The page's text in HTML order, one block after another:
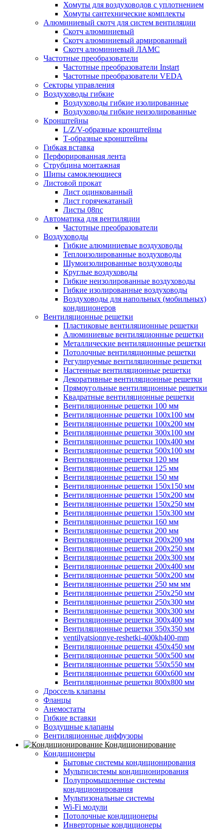
Хомуты для воздуховодов с уплотнением
Хомуты сантехнические комплекты
Алюминиевый скотч для систем вентиляции
Скотч алюминиевый
Скотч алюминиевый армированный
Скотч алюминиевый ЛАМС
Частотные преобразователи
Частотные преобразователи Instart
Частотные преобразователи VEDA
Секторы управления
Воздуховоды гибкие
Воздуховоды гибкие изолированные
Воздуховоды гибкие неизолированные
Кронштейны
L/Z/V-образные кронштейны
Т-образные кронштейны
Гибкая вставка
Перфорированная лента
Струбцина монтажная
Шипы самоклеющиеся
Листовой прокат
Лист оцинкованный
Лист горячекатаный
Листы 08пс
Автоматика для вентиляции
Частотные преобразователи
Воздуховоды
Гибкие алюминиевые воздуховоды
Теплоизолированные воздуховоды
Шумоизолированные воздуховоды
Круглые воздуховоды
Гибкие неизолированные воздуховоды
Гибкие изолированные воздуховоды
Воздуховоды для напольных (мобильных)
кондиционеров
Вентиляционные решетки
Пластиковые вентиляционные решетки
Алюминиевые вентиляционные решетки
Металлические вентиляционные решетки
Потолочные вентиляционные решетки
Регулируемые вентиляционные решетки
Настенные вентиляционные решетки
Декоративные вентиляционные решетки
Прямоугольные вентиляционные решетки
Квадратные вентиляционные решетки
Вентиляционные решетки 100 мм
Вентиляционные решетки 100х100 мм
Вентиляционные решетки 100х200 мм
Вентиляционные решетки 300х100 мм
Вентиляционные решетки 100х400 мм
Вентиляционные решетки 500х100 мм
Вентиляционные решетки 120 мм
Вентиляционные решетки 125 мм
Вентиляционные решетки 150 мм
Вентиляционные решетки 150х150 мм
Вентиляционные решетки 150х200 мм
Вентиляционные решетки 150х250 мм
Вентиляционные решетки 150х300 мм
Вентиляционные решетки 160 мм
Вентиляционные решетки 200 мм
Вентиляционные решетки 200х200 мм
Вентиляционные решетки 200х250 мм
Вентиляционные решетки 200х300 мм
Вентиляционные решетки 200х400 мм
Вентиляционные решетки 500х200 мм
Вентиляционные решетки 250 мм мм
Вентиляционные решетки 250х250 мм
Вентиляционные решетки 250х300 мм
Вентиляционные решетки 300х300 мм
Вентиляционные решетки 300х400 мм
Вентиляционные решетки 350х350 мм
ventilyatsionnye-reshetki-400kh400-mm
Вентиляционные решетки 450х450 мм
Вентиляционные решетки 500х500 мм
Вентиляционные решетки 550х550 мм
Вентиляционные решетки 600х600 мм
Вентиляционные решетки 800х800 мм
Дроссель клапаны
Фланцы
Анемостаты
Гибкие вставки
Воздушные клапаны
Вентиляционные диффузоры
Кондиционирование
Кондиционеры
Бытовые системы кондиционирования
Мультисистемы кондиционирования
Полупромышленные системы
кондиционирования
Мультизональные системы
Wi-Fi модули
Потолочные кондиционеры
Инверторные кондиционеры